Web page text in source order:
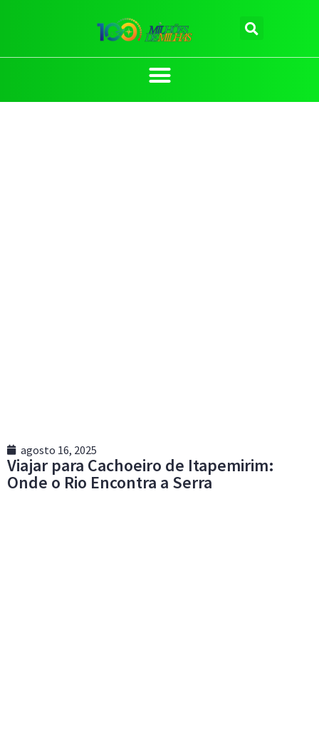
agosto 16, 2025
Viajar para Cachoeiro de Itapemirim:
Onde o Rio Encontra a Serra